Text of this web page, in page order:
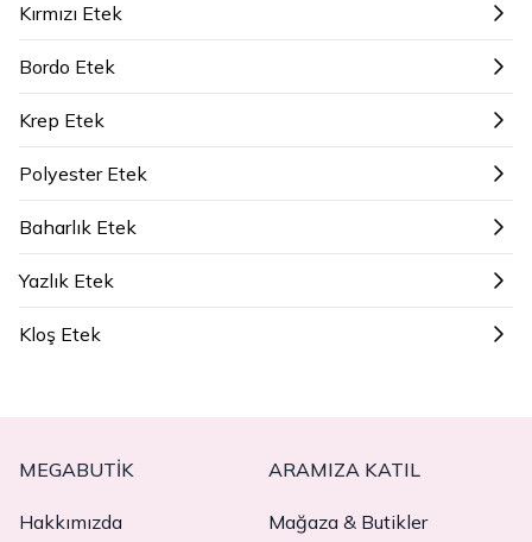
Kırmızı Etek
Bordo Etek
Krep Etek
Polyester Etek
Baharlık Etek
Yazlık Etek
Kloş Etek
MEGABUTIK
Hakkımızda
ARAMIZA KATIL
Mağaza & Butikler